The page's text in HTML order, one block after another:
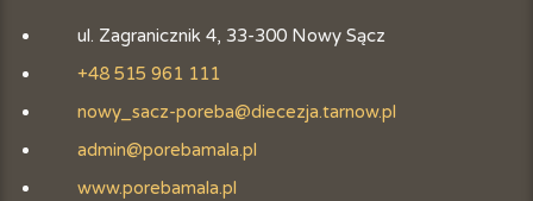
ul. Zagranicznik 4, 33-300 Nowy Sącz
+48 515 961 111
nowy_sacz-poreba@diecezja.tarnow.pl
admin@porebamala.pl
www.porebamala.pl